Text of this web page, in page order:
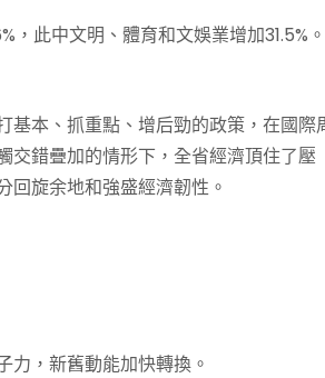
，此中文明、體育和文娛業增加31.5%。
基本、抓重點、增后勁的政策，在國際
交錯疊加的情形下，全省經濟頂住了壓
回旋余地和強盛經濟韌性。
力，新舊動能加快轉換。